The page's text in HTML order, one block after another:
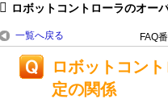
ロボットコントローラのオー
一覧へ戻る FAQ
ロボットコン
定の関係